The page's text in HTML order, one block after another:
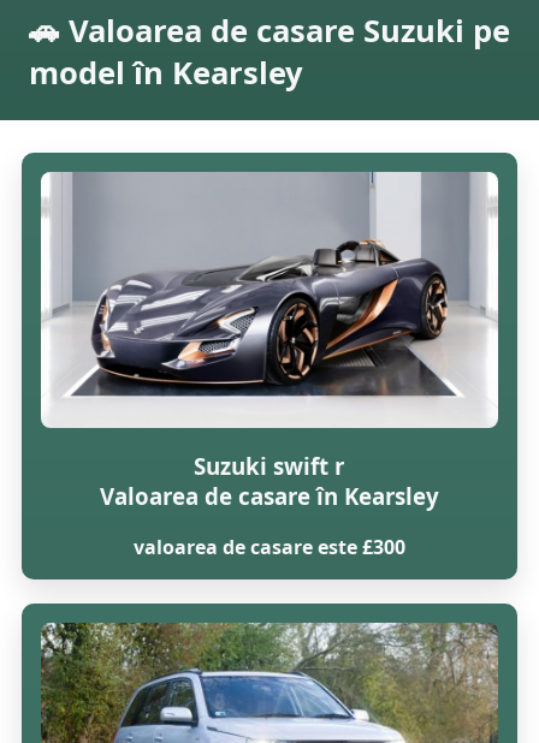
🚗 Valoarea de casare Suzuki pe
model în Kearsley
Suzuki swift r
Valoarea de casare în Kearsley
valoarea de casare este £300